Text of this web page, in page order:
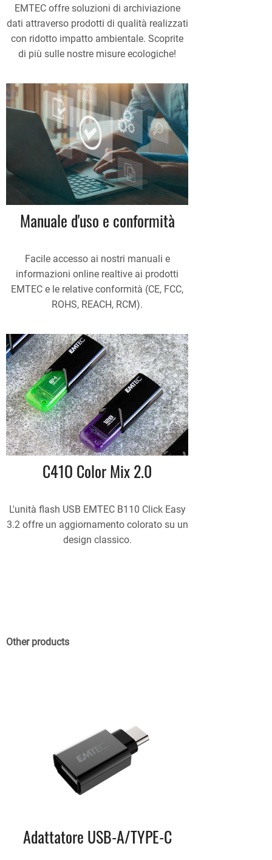
EMTEC offre soluzioni di archiviazione
dati attraverso prodotti di qualità realizzati
con ridotto impatto ambientale. Scoprite
di più sulle nostre misure ecologiche!
Manuale d'uso e conformità
Facile accesso ai nostri manuali e
informazioni online realtive ai prodotti
EMTEC e le relative conformità (CE, FCC,
ROHS, REACH, RCM).
C41O Color Mix 2.0
L'unità flash USB EMTEC B110 Click Easy
3.2 offre un aggiornamento colorato su un
design classico.
Other products
Adattatore USB-A/TYPE-C